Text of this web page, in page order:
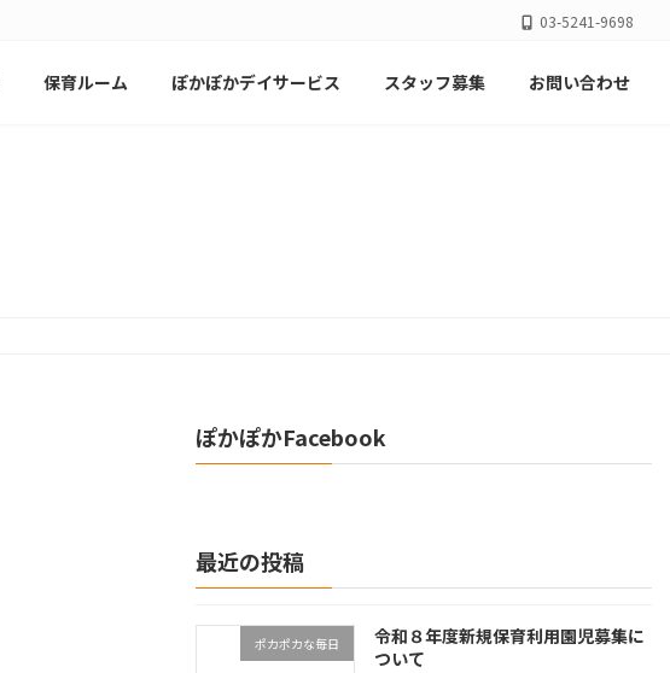
03-5241-9698
保育ルーム ぽかぽかデイサービス スタッフ募集 お問い合わせ
ぽかぽかFacebook
最近の投稿
ポカポカな毎日
令和８年度新規保育利用園児募集に
ついて